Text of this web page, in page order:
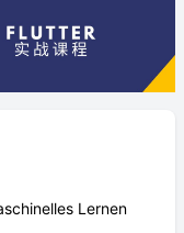
Lernen